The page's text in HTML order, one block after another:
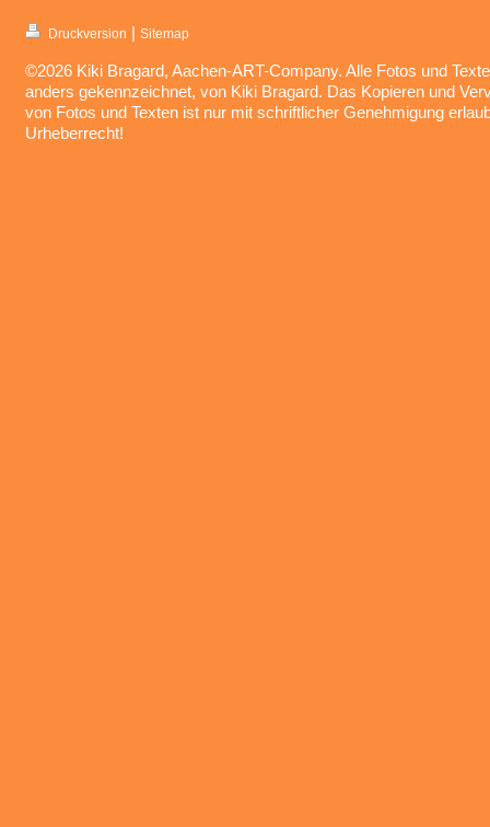
Druckversion | Sitemap
©2026 Kiki Bragard, Aachen-ART-Company. Alle Fotos und
anders gekennzeichnet, von Kiki Bragard. Das Kopieren und
von Fotos und Texten ist nur mit schriftlicher Genehmigung
Urheberrecht!